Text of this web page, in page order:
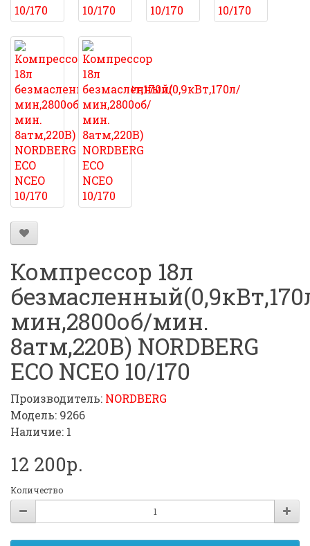
Компрессор 18л
мин,2800об/мин.
8атм,220В) NORDBERG
ECO NCEO 10/170
Производитель: NORDBERG
Модель: 9266
Наличие: 1
12 200р.
Количество